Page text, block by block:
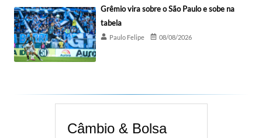
Grêmio vira sobre o São Paulo e sobe na
tabela
Paulo Felipe 08/08/2026
Câmbio & Bolsa